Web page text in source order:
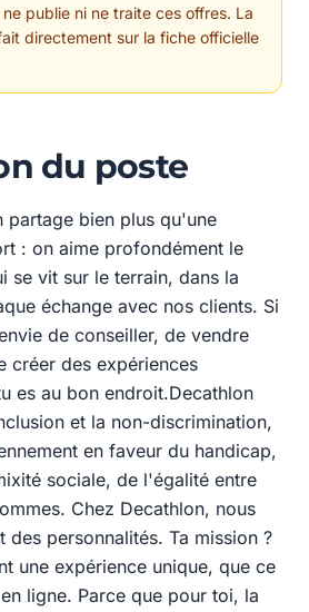
publie ni ne traite ces offres. La
directement sur la fiche officielle
du poste
partage bien plus qu'une
: on aime profondément le
se vit sur le terrain, dans la
échange avec nos clients. Si
de conseiller, de vendre
créer des expériences
es au bon endroit.Decathlon
et la non-discrimination,
en faveur du handicap,
sociale, de l'égalité entre
Chez Decathlon, nous
des personnalités. Ta mission ?
une expérience unique, que ce
ligne. Parce que pour toi, la